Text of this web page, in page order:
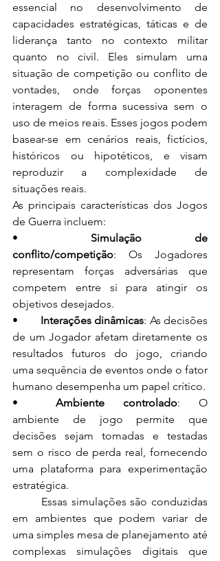
essencial no desenvolvimento de
capacidades estratégicas, táticas e de
liderança tanto no contexto militar
quanto no civil. Eles simulam uma
situação de competição ou conflito de
vontades, onde forças oponentes
interagem de forma sucessiva sem o
uso de meios reais. Esses jogos podem
basear-se em cenários reais, fictícios,
históricos ou hipotéticos, e visam
reproduzir a complexidade de
situações reais.
As principais características dos Jogos
de Guerra incluem:
Simulação de
conflito/competição: Os Jogadores
representam forças adversárias que
competem entre si para atingir os
objetivos desejados.
Interações dinâmicas: As decisões
de um Jogador afetam diretamente os
resultados futuros do jogo, criando
uma sequência de eventos onde o fator
humano desempenha um papel crítico.
Ambiente controlado: O
ambiente de jogo permite que
decisões sejam tomadas e testadas
sem o risco de perda real, fornecendo
uma plataforma para experimentação
estratégica.
em ambientes que podem variar de
uma simples mesa de planejamento até
complexas simulações digitais que